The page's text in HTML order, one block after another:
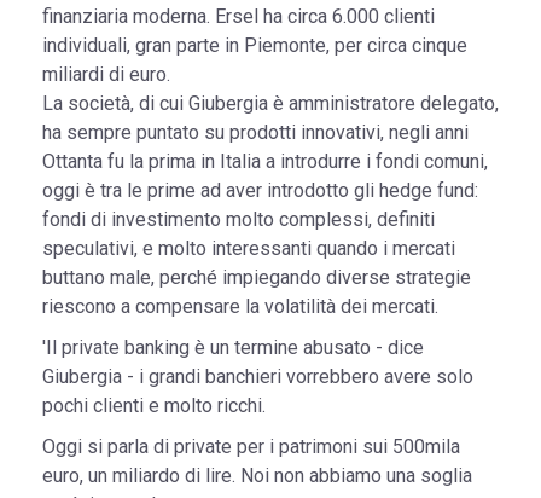
finanziaria moderna. Ersel ha circa 6.000 clienti
individuali, gran parte in Piemonte, per circa cinque
miliardi di euro.
La società, di cui Giubergia è amministratore delegato,
ha sempre puntato su prodotti innovativi, negli anni
Ottanta fu la prima in Italia a introdurre i fondi comuni,
oggi è tra le prime ad aver introdotto gli hedge fund:
fondi di investimento molto complessi, definiti
speculativi, e molto interessanti quando i mercati
buttano male, perché impiegando diverse strategie
riescono a compensare la volatilità dei mercati.
'Il private banking è un termine abusato - dice
Giubergia - i grandi banchieri vorrebbero avere solo
pochi clienti e molto ricchi.
Oggi si parla di private per i patrimoni sui 500mila
euro, un miliardo di lire. Noi non abbiamo una soglia